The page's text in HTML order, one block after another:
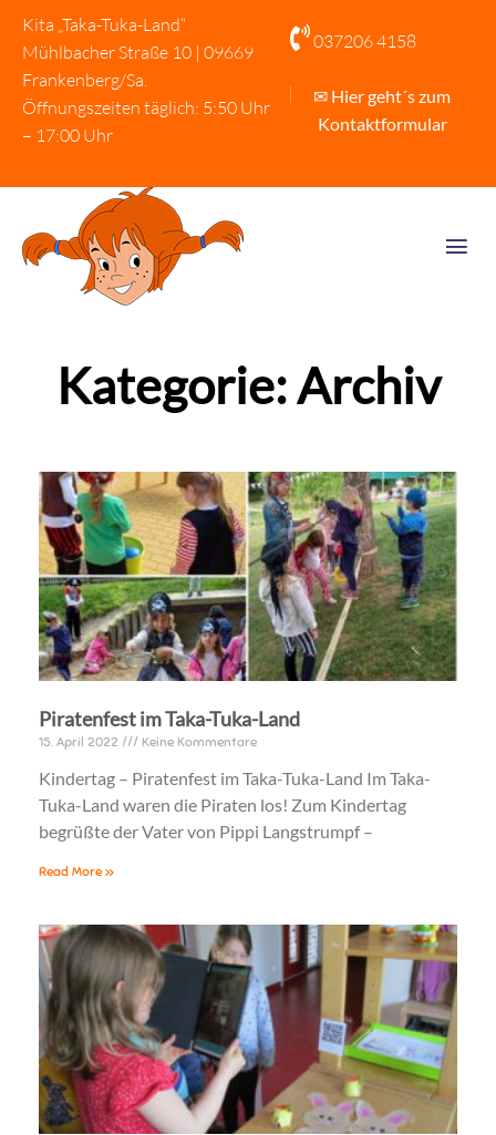
Kita „Taka-Tuka-Land“
Mühlbacher Straße 10 | 09669
Frankenberg/Sa.
Öffnungszeiten täglich: 5:50 Uhr
– 17:00 Uhr
037206 4158
✉ Hier geht´s zum
Kontaktformular
Kategorie: Archiv
Piratenfest im Taka-Tuka-Land
15. April 2022 Keine Kommentare
Kindertag – Piratenfest im Taka-Tuka-Land Im Taka-
Tuka-Land waren die Piraten los! Zum Kindertag
begrüßte der Vater von Pippi Langstrumpf –
Read More »